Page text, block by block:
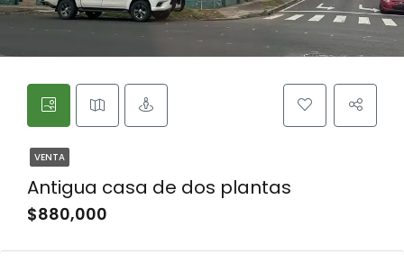
VENTA
Antigua casa de dos plantas
$880,000